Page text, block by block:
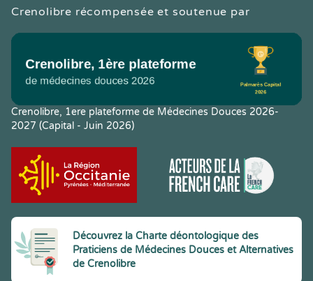
Crenolibre récompensée et soutenue par
Crenolibre, 1ere plateforme de Médecines Douces 2026-
2027 (Capital - Juin 2026)
Découvrez la Charte déontologique des
Praticiens de Médecines Douces et Alternatives
de Crenolibre